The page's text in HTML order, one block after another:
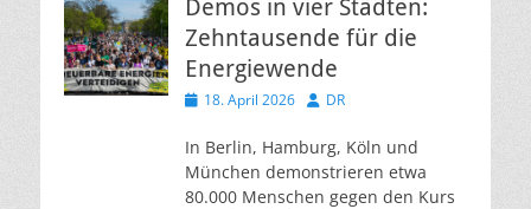
Demos in vier Städten:
Zehntausende für die
Energiewende
Veröffentlicht
18. April 2026 Autor
DR
In Berlin, Hamburg, Köln und
München demonstrieren etwa
80.000 Menschen gegen den Kurs